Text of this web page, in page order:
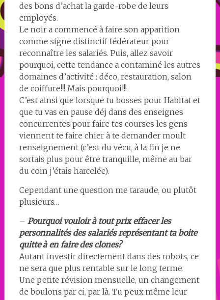
des bons d’achat la garde-robe de leurs
employés.
Le noir a commencé à faire son apparition
comme signe distinctif fédérateur pour
reconnaître les salariés. Puis, allez savoir
pourquoi, cette tendance a contaminé les autres
domaines d’activité : déco, restauration, salon
de coiffure!!! Mais pourquoi!!!
C’est ainsi que lorsque tu bosses pour Habitat et
que tu vas en pause déj dans des enseignes
concurrentes pour faire tes courses les gens
viennent te faire chier à te demander moult
renseignement (c’est du vécu, à la fin je ne
sortais plus pour être tranquille, même au bar
du coin j’étais harcelée).
Cependant une question me taraude, ou plutôt
plusieurs…
– Pourquoi vouloir à tout prix effacer les
personnalités des salariés représentant ta boite
quitte à en faire des clones?
Autant investir directement dans des robots, ce
ne sera que plus rentable sur le long terme.
Une petite révision mensuelle, un changement
de boulons par ci, par là. Tu peux même leur